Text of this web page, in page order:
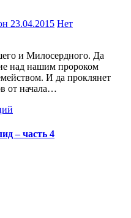
23.04.2015 Нет
над нашим пророком
И да проклянет
от начала…
– часть 4